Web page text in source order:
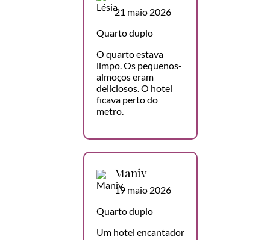
21 maio 2026
Quarto duplo
O quarto estava
limpo. Os pequenos-
almoços eram
deliciosos. O hotel
ficava perto do
metro.
Maniv
19 maio 2026
Quarto duplo
Um hotel encantador